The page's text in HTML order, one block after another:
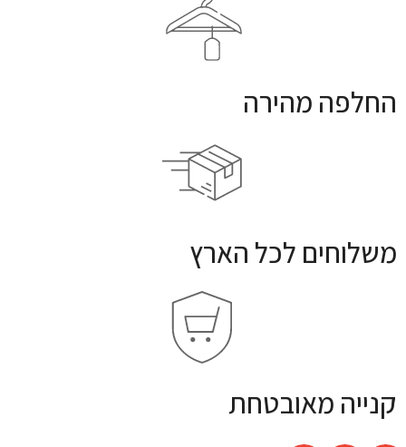
החלפה מהירה
משלוחים לכל הארץ
קנייה מאובטחת